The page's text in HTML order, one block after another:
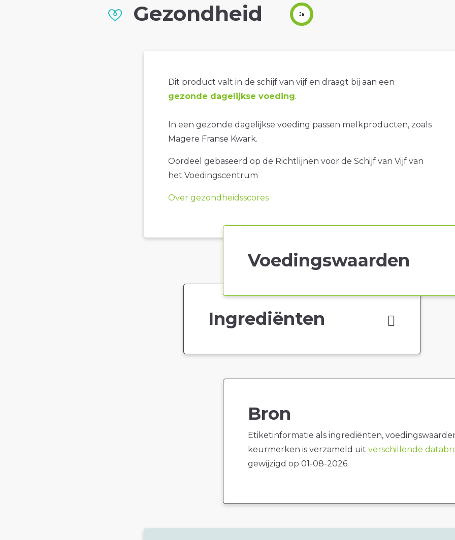
Gezondheid Ja
Dit product valt in de schijf van vijf en draagt bij aan een
gezonde dagelijkse voeding.
In een gezonde dagelijkse voeding passen melkproducten, zoals
Magere Franse Kwark.
Oordeel gebaseerd op de Richtlijnen voor de Schijf van Vijf van
het Voedingscentrum
Over gezondheidsscores
Voedingswaarden
Ingrediënten
Bron
Etiketinformatie als ingrediënten,
keurmerken is verzameld uit verschillende
gewijzigd op 01-08-2026.